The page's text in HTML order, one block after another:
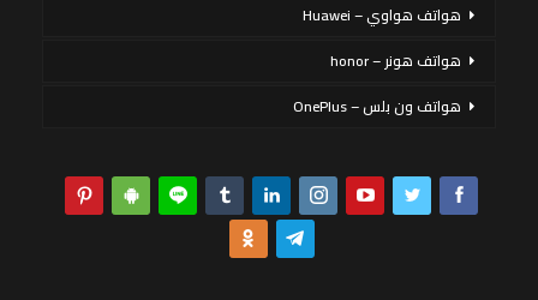
هواتف هواوي – Huawei
هواتف هونر – honor
هواتف ون بلس – OnePlus